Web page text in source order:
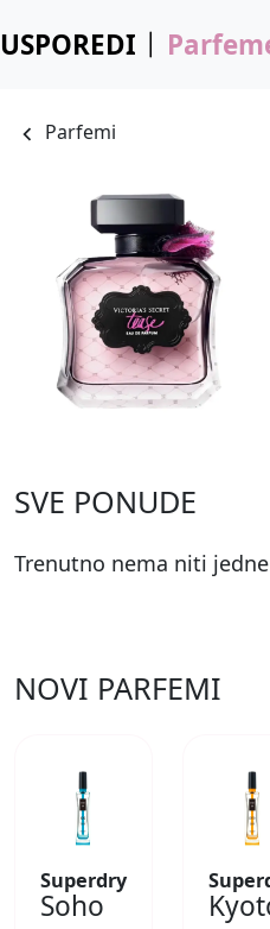
USPOREDI
Parfemi
SVE PONUDE
Trenutno nema niti
NOVI PARFEMI
Superdry
Soho